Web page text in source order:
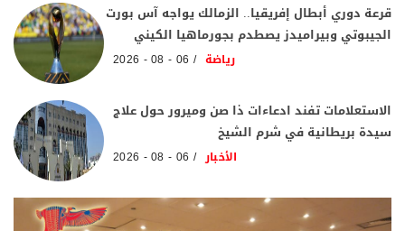
قرعة دوري أبطال إفريقيا.. الزمالك يواجه آس بورت
الجيبوتي وبيراميدز يصطدم بجورماهيا الكيني
رياضة 06 - 08 - 2026
الاستعلامات تفند ادعاءات ذا صن وميرور حول علاج
سيدة بريطانية في شرم الشيخ
الأخبار 06 - 08 - 2026